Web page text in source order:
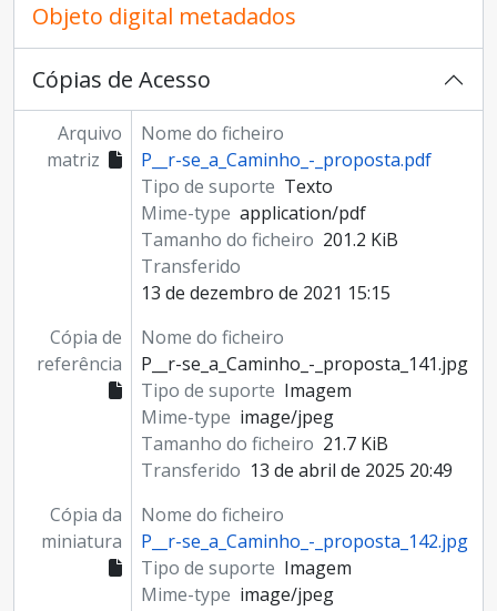
Objeto digital metadados
Cópias de Acesso
Arquivo
matriz
Nome do ficheiro
P__r-se_a_Caminho_-_proposta.pdf
Tipo de suporte Texto
Mime-type application/pdf
Tamanho do ficheiro 201.2 KiB
Transferido
13 de dezembro de 2021 15:15
Cópia de
referência
Nome do ficheiro
P__r-se_a_Caminho_-_proposta_141.jpg
Tipo de suporte Imagem
Mime-type image/jpeg
Tamanho do ficheiro 21.7 KiB
Transferido 13 de abril de 2025 20:49
Cópia da
miniatura
Nome do ficheiro
P__r-se_a_Caminho_-_proposta_142.jpg
Tipo de suporte Imagem
Mime-type image/jpeg